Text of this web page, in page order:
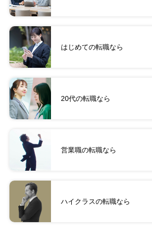
はじめての転職なら
20代の転職なら
営業職の転職なら
ハイクラスの転職なら